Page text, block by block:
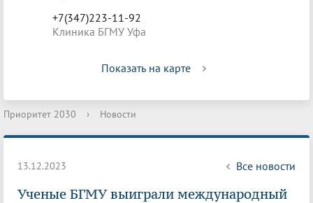
+7(347)223-11-92
Клиника БГМУ Уфа
Показать на карте
Приоритет 2030 › Новости
13.12.2023 Все новости
Ученые БГМУ выиграли международный